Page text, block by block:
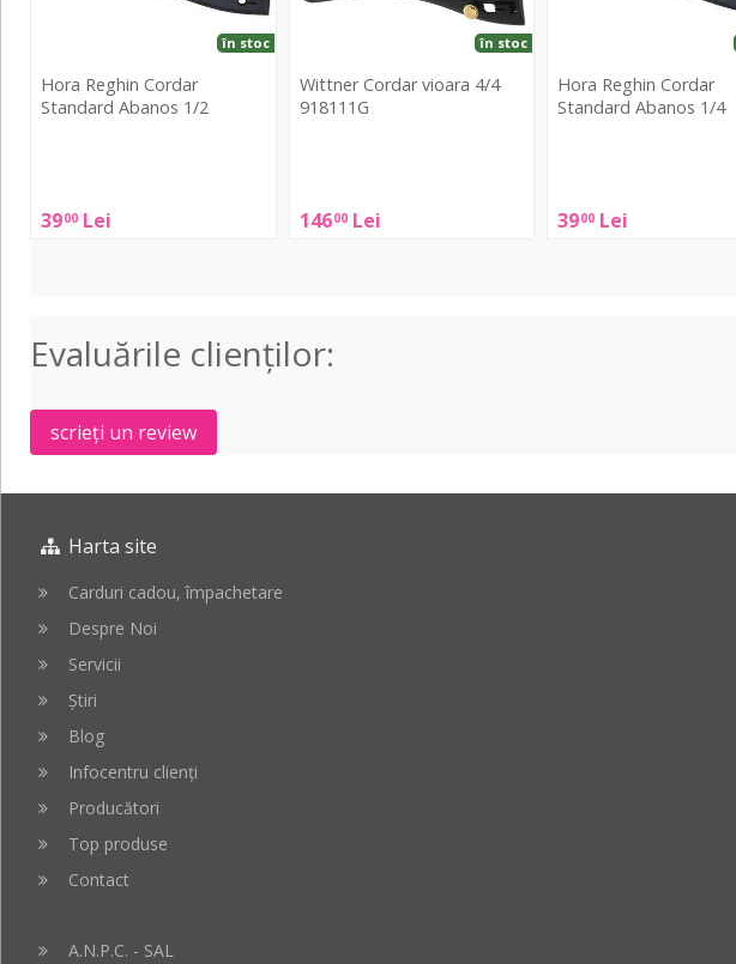
Hora Reghin Cordar
Standard Abanos 1/2
3900 Lei
în stoc
Cordar
Wittner Cordar vioara 4/4
918111G
14600 Lei
în stoc
vioara
Hora Reghin Cordar
Standard Abanos 1/4
3900 Lei
Cordar
Evaluările clienţilor:
scrieți un review
Harta site
Carduri cadou, împachetare
Despre Noi
Servicii
Știri
Blog
Infocentru clienți
Producători
Top produse
Contact
A.N.P.C. - SAL